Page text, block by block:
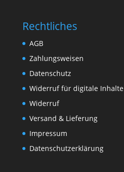
Rechtliches
AGB
Zahlungsweisen
Datenschutz
Widerruf für digitale Inhalte
Widerruf
Versand & Lieferung
Impressum
Datenschutzerklärung